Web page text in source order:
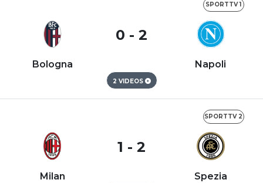
SPORTTV 1
Bologna
0 - 2
Napoli
2 VIDEOS
SPORTTV 2
Milan
1 - 2
Spezia